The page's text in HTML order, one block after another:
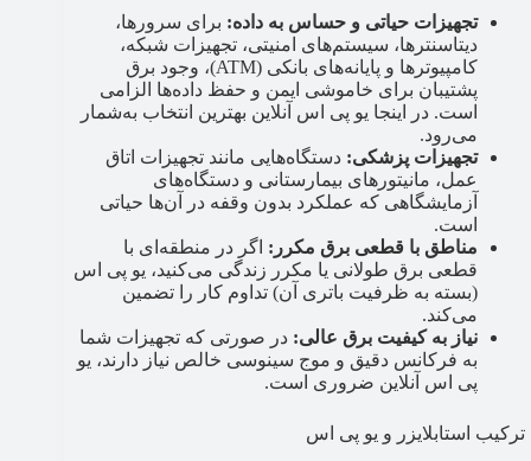
تجهیزات حیاتی و حساس به داده: برای سرورها،
دیتاسنترها، سیستم‌های امنیتی، تجهیزات شبکه،
کامپیوترها و پایانه‌های بانکی (ATM)، وجود برق
پشتیبان برای خاموشی ایمن و حفظ داده‌ها الزامی
است. در اینجا یو پی اس آنلاین بهترین انتخاب به‌شمار
می‌رود.
تجهیزات پزشکی: دستگاه‌هایی مانند تجهیزات اتاق
عمل، مانیتورهای بیمارستانی و دستگاه‌های
آزمایشگاهی که عملکرد بدون وقفه در آن‌ها حیاتی
است.
مناطق با قطعی برق مکرر: اگر در منطقه‌ای با
قطعی برق طولانی یا مکرر زندگی می‌کنید، یو پی اس
(بسته به ظرفیت باتری آن) تداوم کار را تضمین
می‌کند.
نیاز به کیفیت برق عالی: در صورتی که تجهیزات شما
به فرکانس دقیق و موج سینوسی خالص نیاز دارند، یو
پی اس آنلاین ضروری است.
ترکیب استابلایزر و یو پی اس